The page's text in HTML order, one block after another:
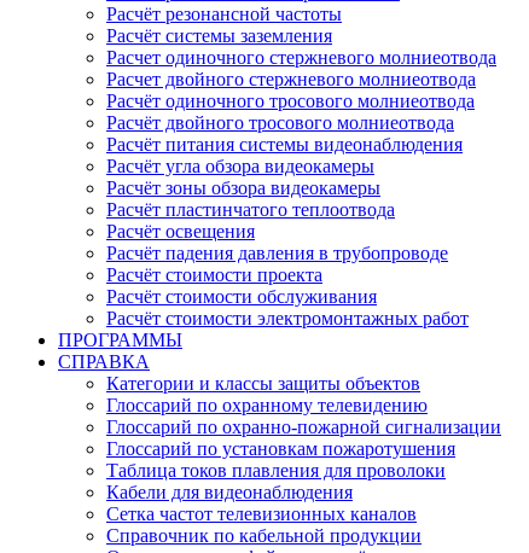
Расчёт резонансной частоты
Расчёт системы заземления
Расчет одиночного стержневого молниеотвода
Расчет двойного стержневого молниеотвода
Расчёт одиночного тросового молниеотвода
Расчёт двойного тросового молниеотвода
Расчёт питания системы видеонаблюдения
Расчёт угла обзора видеокамеры
Расчёт зоны обзора видеокамеры
Расчёт пластинчатого теплоотвода
Расчёт освещения
Расчёт падения давления в трубопроводе
Расчёт стоимости проекта
Расчёт стоимости обслуживания
Расчёт стоимости электромонтажных работ
ПРОГРАММЫ
СПРАВКА
Категории и классы защиты объектов
Глоссарий по охранному телевидению
Глоссарий по охранно-пожарной сигнализации
Глоссарий по установкам пожаротушения
Таблица токов плавления для проволоки
Кабели для видеонаблюдения
Сетка частот телевизионных каналов
Справочник по кабельной продукции